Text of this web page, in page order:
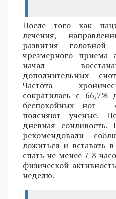
После того как
лечения,
развития
чрезмерного приема
начал
дополнительных
Частота
сократилась с
беспокойных ног -
поясняют ученые.
дневная
рекомендовали
ложиться и вставать
спать не менее 7-8
физической
неделю.